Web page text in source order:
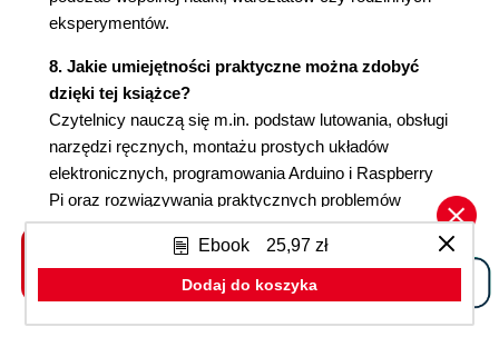
5. Monitoring i Raspberry Pi (95)
System Raspberry Pi (97)
Czego będziesz potrzebował? (98)
Zasilanie systemu (98)
Instalacja systemu Raspbian (100)
Projekt 7. Monitorowanie zombie za pomocą
Czego będziesz potrzebował? (102)
Konstrukcja (103)
Korzystanie z kamery (109)
eksperymentów.
8. Jakie umiejętności praktyczne można zdobyć
dzięki tej książce?
Czytelnicy nauczą się m.in. podstaw lutowania, obsługi
narzędzi ręcznych, montażu prostych układów
elektronicznych, programowania Arduino i Raspberry
Pi oraz rozwiązywania praktycznych problemów
technicznych.
Ebook
25,97 zł
Dodaj do koszyka